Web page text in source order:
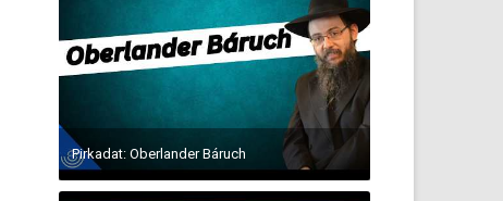
Pirkadat: Oberlander Báruch